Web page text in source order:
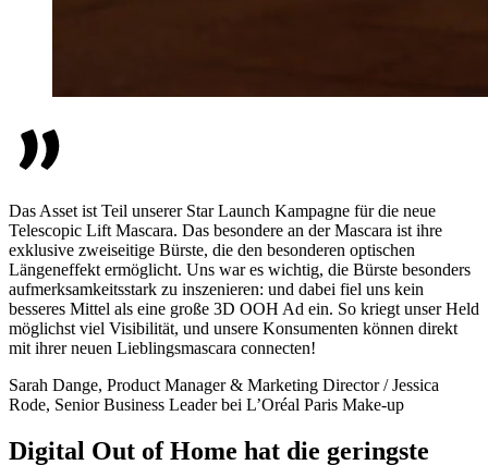
Das Asset ist Teil unserer Star Launch Kampagne für die neue
Telescopic Lift Mascara. Das besondere an der Mascara ist ihre
exklusive zweiseitige Bürste, die den besonderen optischen
Längeneffekt ermöglicht. Uns war es wichtig, die Bürste besonders
aufmerksamkeitsstark zu inszenieren: und dabei fiel uns kein
besseres Mittel als eine große 3D OOH Ad ein. So kriegt unser Held
möglichst viel Visibilität, und unsere Konsumenten können direkt
mit ihrer neuen Lieblingsmascara connecten!
Sarah Dange, Product Manager & Marketing Director / Jessica
Rode, Senior Business Leader bei L’Oréal Paris Make-up
Digital Out of Home hat die geringste